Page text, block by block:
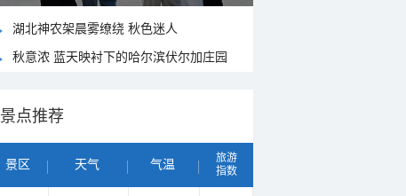
湖北神农架晨雾缭绕 秋色迷人
秋意浓 蓝天映衬下的哈尔滨伏尔加庄园
景点推荐
景区 天气 气温
旅游
指数